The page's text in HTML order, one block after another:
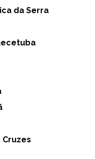
da Serra
Cruzes